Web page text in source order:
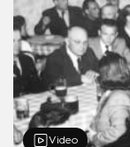
Video